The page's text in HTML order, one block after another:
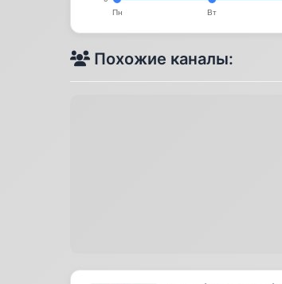
Похожие каналы: